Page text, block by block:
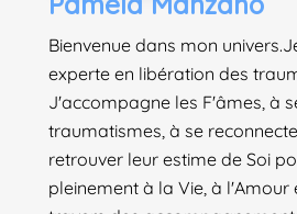
Bienvenue dans mon
experte en libération des
J'accompagne les F'âmes, à
traumatismes, à se
retrouver leur estime de Soi
pleinement à la Vie, à l'Amour